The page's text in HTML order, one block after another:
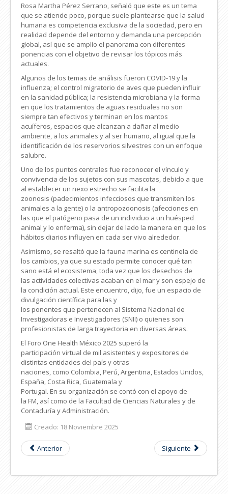
Rosa Martha Pérez Serrano, señaló que este es un tema
que se atiende poco, porque suele plantearse que la salud
humana es competencia exclusiva de la sociedad, pero en
realidad depende del entorno y demanda una percepción
global, así que se amplío el panorama con diferentes
ponencias con el objetivo de revisar los tópicos más
actuales.
Algunos de los temas de análisis fueron COVID-19 y la
influenza; el control migratorio de aves que pueden influir
en la sanidad pública; la resistencia microbiana y la forma
en que los tratamientos de aguas residuales no son
siempre tan efectivos y terminan en los mantos
acuíferos, espacios que alcanzan a dañar al medio
ambiente, a los animales y al ser humano, al igual que la
identificación de los reservorios silvestres con un enfoque
salubre.
Uno de los puntos centrales fue reconocer el vínculo y
convivencia de los sujetos con sus mascotas, debido a que
al establecer un nexo estrecho se facilita la
zoonosis (padecimientos infecciosos que transmiten los
animales a la gente) o la antropozoonosis (afecciones en
las que el patógeno pasa de un individuo a un huésped
animal y lo enferma), sin dejar de lado la manera en que los
hábitos diarios influyen en cada ser vivo alrededor.
Asimismo, se resaltó que la fauna marina es centinela de
los cambios, ya que su estado permite conocer qué tan
sano está el ecosistema, toda vez que los desechos de
las actividades colectivas acaban en el mar y son espejo de
la condición actual. Este encuentro, dijo, fue un espacio de
divulgación científica para las y
los ponentes que pertenecen al Sistema Nacional de
Investigadoras e Investigadores (SNII) o quienes son
profesionistas de larga trayectoria en diversas áreas.
El Foro One Health México 2025 superó la
participación virtual de mil asistentes y expositores de
distintas entidades del país y otras
naciones, como Colombia, Perú, Argentina, Estados Unidos,
España, Costa Rica, Guatemala y
Portugal. En su organización se contó con el apoyo de
la FM, así como de la Facultad de Ciencias Naturales y de
Contaduría y Administración.
Creado: 18 Noviembre 2025
Anterior Siguiente